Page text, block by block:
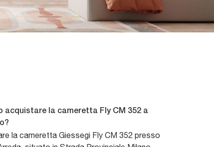
acquistare la cameretta Fly CM 352 a
la cameretta Giessegi Fly CM 352 presso